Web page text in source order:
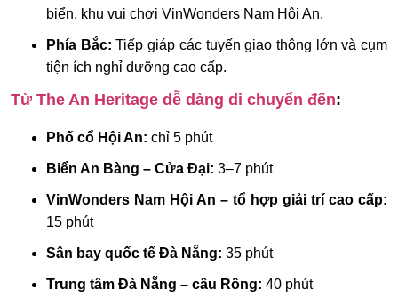
biển, khu vui chơi VinWonders Nam Hội An.
Phía Bắc: Tiếp giáp các tuyến giao thông lớn và cụm
tiện ích nghỉ dưỡng cao cấp.
Từ The An Heritage dễ dàng di chuyển đến:
Phố cổ Hội An: chỉ 5 phút
Biển An Bàng – Cửa Đại: 3–7 phút
VinWonders Nam Hội An – tổ hợp giải trí cao cấp:
15 phút
Sân bay quốc tế Đà Nẵng: 35 phút
Trung tâm Đà Nẵng – cầu Rồng: 40 phút